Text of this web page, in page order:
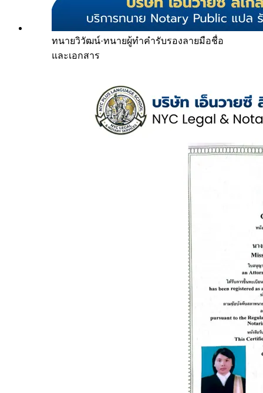
ทนายวิวัฒน์·ทนายผู้ทำคำรับรองลายมือชื่อ
และเอกสาร